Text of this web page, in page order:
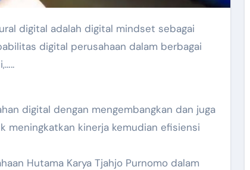
digital adalah digital mindset sebagai
digital perusahaan dalam berbagai
digital dengan mengembangkan dan juga
meningkatkan kinerja kemudian efisiensi
Hutama Karya Tjahjo Purnomo dalam